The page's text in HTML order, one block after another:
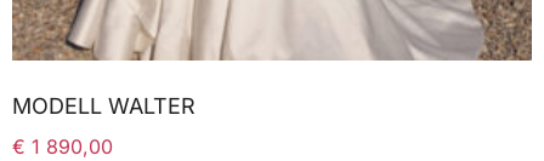
MODELL WALTER
€ 1 890,00